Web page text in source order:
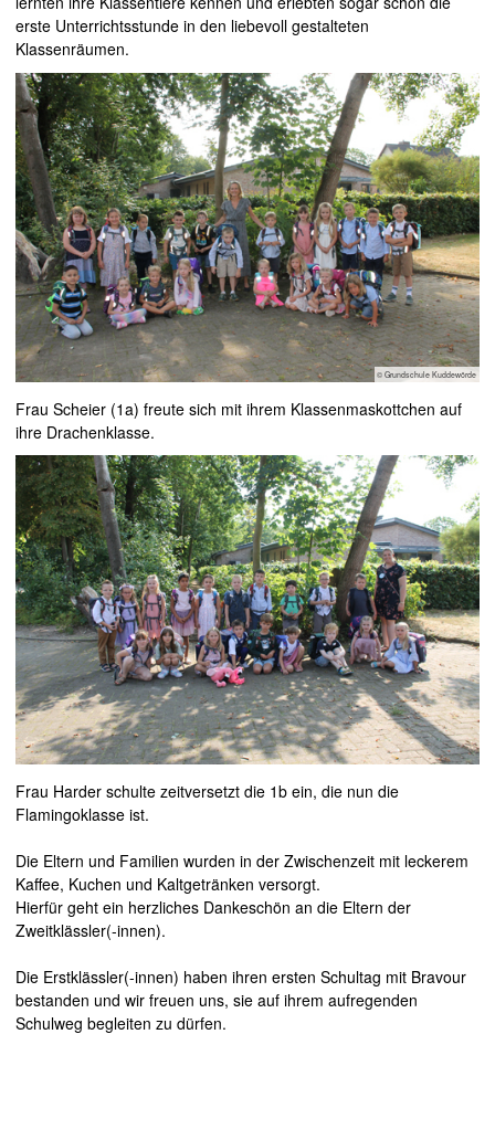
erste Unterrichtsstunde in den liebevoll gestalteten
Klassenräumen.
© Grundschule Kuddewörde
Frau Scheier (1a) freute sich mit ihrem Klassenmaskottchen auf
ihre Drachenklasse.
Frau Harder schulte zeitversetzt die 1b ein, die nun die
Flamingoklasse ist.
Die Eltern und Familien wurden in der Zwischenzeit mit leckerem
Kaffee, Kuchen und Kaltgetränken versorgt.
Hierfür geht ein herzliches Dankeschön an die Eltern der
Zweitklässler(-innen).
Die Erstklässler(-innen) haben ihren ersten Schultag mit Bravour
bestanden und wir freuen uns, sie auf ihrem aufregenden
Schulweg begleiten zu dürfen.